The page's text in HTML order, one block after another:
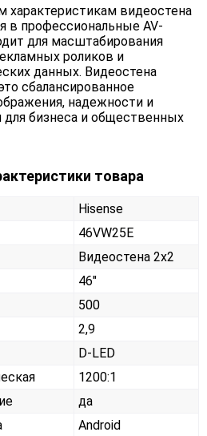
характеристикам видеостена
в профессиональные AV-
для масштабирования
роликов и
данных. Видеостена
сбалансированное
надежности и
для бизнеса и общественных
товара
Hisense
46VW25E
Видеостена 2х2
46"
500
2,9
D-LED
1200:1
да
Android